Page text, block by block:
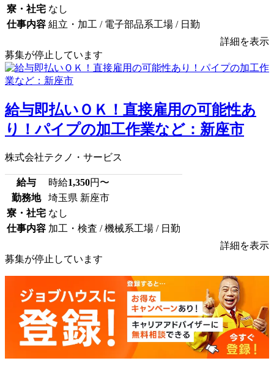
寮・社宅 なし
仕事内容 組立・加工 / 電子部品系工場 / 日勤
詳細を表示
募集が停止しています
給与即払いＯＫ！直接雇用の可能性あ
り！パイプの加工作業など：新座市
株式会社テクノ・サービス
給与 時給1,350円〜
勤務地
埼玉県 新座市
寮・社宅 なし
仕事内容 加工・検査 / 機械系工場 / 日勤
詳細を表示
募集が停止しています